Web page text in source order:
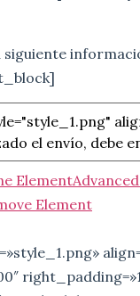
siguiente
Element
Element